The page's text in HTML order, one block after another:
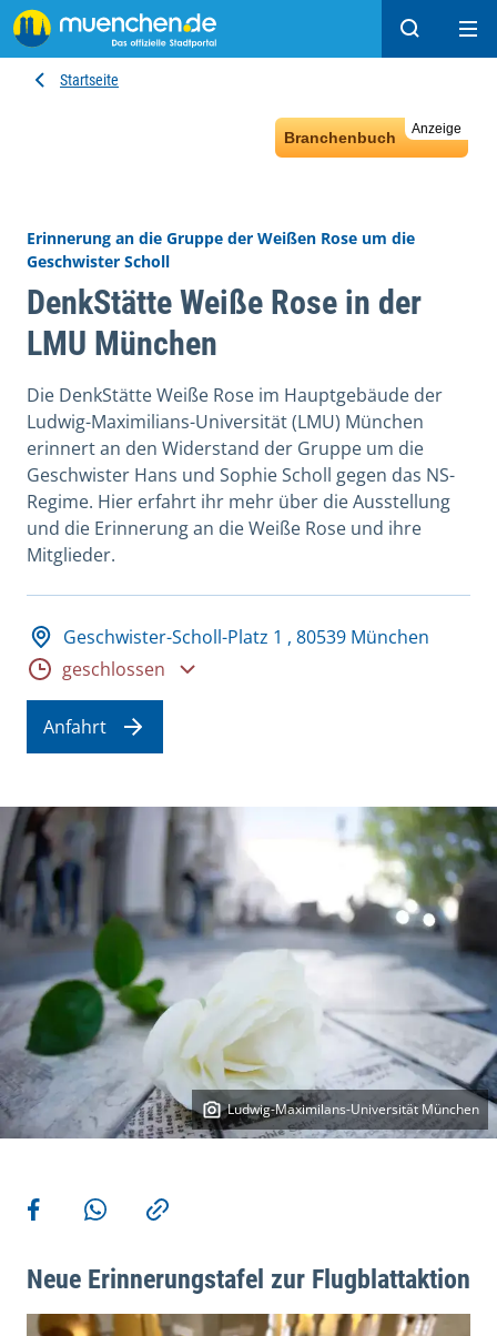
Suchen
Startseite
Anzeige
Branchenbuch
Erinnerung an die Gruppe der Weißen Rose um die
Geschwister Scholl
DenkStätte Weiße Rose in der
LMU München
Die DenkStätte Weiße Rose im Hauptgebäude der
Ludwig-Maximilians-Universität (LMU) München
erinnert an den Widerstand der Gruppe um die
Geschwister Hans und Sophie Scholl gegen das NS-
Regime. Hier erfahrt ihr mehr über die Ausstellung
und die Erinnerung an die Weiße Rose und ihre
Mitglieder.
Adresse und Öffnungszeiten
Geschwister-Scholl-Platz 1 , 80539 München
Öffnungszeiten
geschlossen
Anfahrt
Ludwig-Maximilans-Universität München
Weitere Aktionen
Teilen auf Facebook
Teilen via WhatsApp
Kopieren
Neue Erinnerungstafel zur Flugblattaktion